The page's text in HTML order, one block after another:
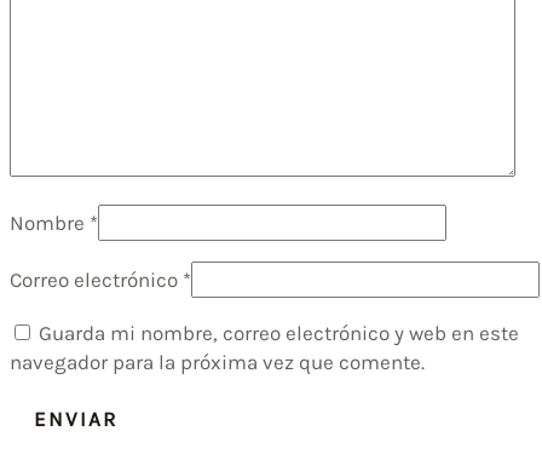
Nombre *
Correo electrónico *
Guarda mi nombre, correo electrónico y web en este
navegador para la próxima vez que comente.